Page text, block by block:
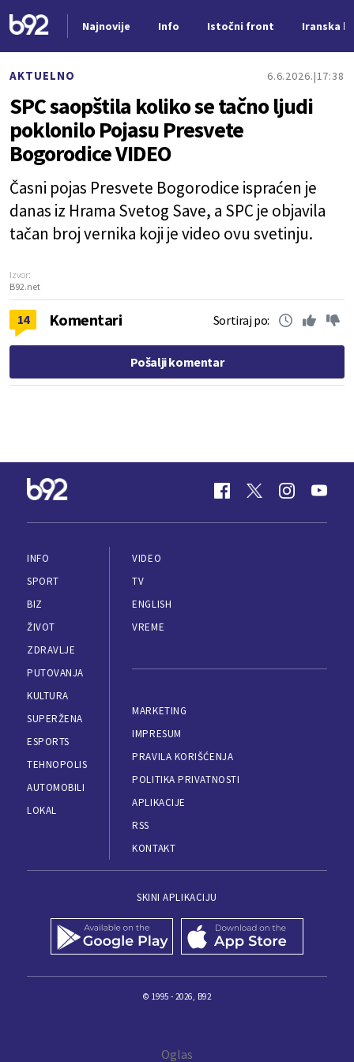
Najnovije Info Istočni front Iranska
AKTUELNO 6.6.2026. 17:38
SPC saopštila koliko se tačno ljudi
poklonilo Pojasu Presvete
Bogorodice VIDEO
Časni pojas Presvete Bogorodice ispraćen je
danas iz Hrama Svetog Save, a SPC je objavila
tačan broj vernika koji je video ovu svetinju.
Izvor:
B92.net
14 Komentari Sortiraj po:
Pošalji komentar
INFO
SPORT
BIZ
ŽIVOT
ZDRAVLJE
PUTOVANJA
KULTURA
SUPERŽENA
ESPORTS
TEHNOPOLIS
AUTOMOBILI
LOKAL
VIDEO
TV
ENGLISH
VREME
MARKETING
IMPRESUM
PRAVILA KORIŠĆENJA
POLITIKA PRIVATNOSTI
APLIKACIJE
RSS
KONTAKT
SKINI APLIKACIJU
© 1995 - 2026, B92